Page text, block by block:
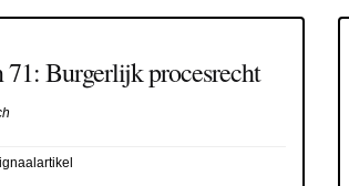
71: Burgerlijk procesrecht